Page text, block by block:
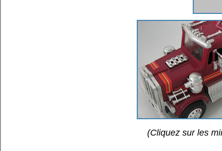
(Cliquez sur les